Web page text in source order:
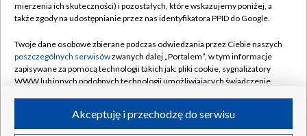
Naziemna Telewizja Cyfrowa
Rada Programowa
System NOS
Informacje o nadawcy
Program dla prasy
Pomoc
Kontakt
Kanały
mierzenia ich skuteczności) i pozostałych, które wskazujemy poniżej, a
także zgody na udostępnianie przez nas identyfikatora PPID do Google.
Twoje dane osobowe zbierane podczas odwiedzania przez Ciebie naszych
poszczególnych serwisówzwanych dalej „Portalem”, w tym informacje
zapisywane za pomocą technologii takich jak: pliki cookie, sygnalizatory
WWW lub innych podobnych technologii umożliwiających świadczenie
ruchu w Internecie.Akceptuję i przechodzę do serwisu